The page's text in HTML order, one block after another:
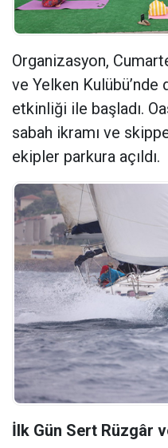
Organizasyon,
ve Yelken Kulübü’nde
etkinliği ile başladı.
sabah ikramı ve
ekipler parkura açıldı.
İlk Gün Sert Rüzgâr